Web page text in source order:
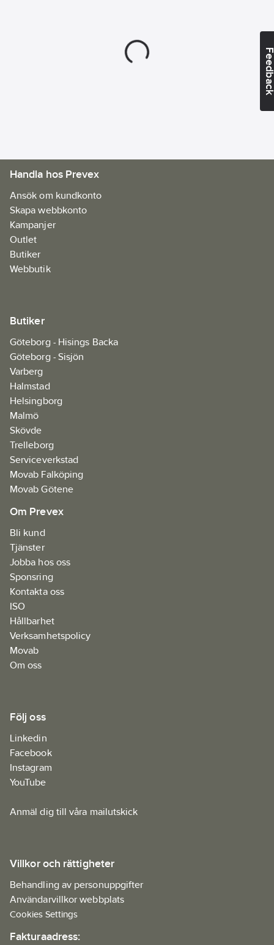
Handla hos Prevex
Ansök om kundkonto
Skapa webbkonto
Kampanjer
Outlet
Butiker
Webbutik
Butiker
Göteborg - Hisings Backa
Göteborg - Sisjön
Varberg
Halmstad
Helsingborg
Malmö
Skövde
Trelleborg
Serviceverkstad
Movab Falköping
Movab Götene
Om Prevex
Bli kund
Tjänster
Jobba hos oss
Sponsring
Kontakta oss
ISO
Hållbarhet
Verksamhetspolicy
Movab
Om oss
Följ oss
Linkedin
Facebook
Instagram
YouTube
Anmäl dig till våra mailutskick
Villkor och rättigheter
Behandling av personuppgifter
Användarvillkor webbplats
Cookies Settings
Fakturaadress: